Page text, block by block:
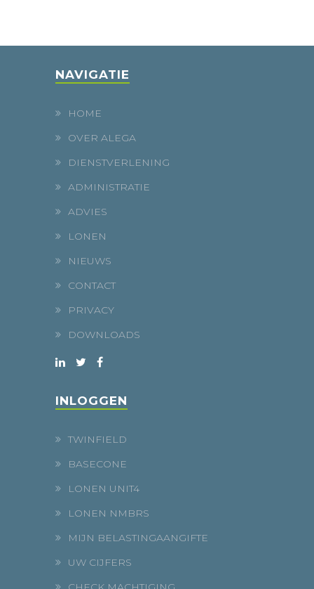
NAVIGATIE
HOME
OVER ALEGA
DIENSTVERLENING
ADMINISTRATIE
ADVIES
LONEN
NIEUWS
CONTACT
PRIVACY
DOWNLOADS
INLOGGEN
TWINFIELD
BASECONE
LONEN UNIT4
LONEN NMBRS
MIJN BELASTINGAANGIFTE
UW CIJFERS